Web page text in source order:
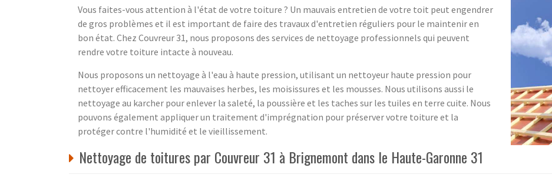
Vous faites-vous attention à l'état de votre toiture ? Un mauvais entretien de votre toit peut engendrer
de gros problèmes et il est important de faire des travaux d'entretien réguliers pour le maintenir en
bon état. Chez Couvreur 31, nous proposons des services de nettoyage professionnels qui peuvent
rendre votre toiture intacte à nouveau.
Nous proposons un nettoyage à l'eau à haute pression, utilisant un nettoyeur haute pression pour
nettoyer efficacement les mauvaises herbes, les moisissures et les mousses. Nous utilisons aussi le
nettoyage au karcher pour enlever la saleté, la poussière et les taches sur les tuiles en terre cuite. Nous
pouvons également appliquer un traitement d'imprégnation pour préserver votre toiture et la
protéger contre l'humidité et le vieillissement.
Nettoyage de toitures par Couvreur 31 à Brignemont dans le Haute-Garonne 31